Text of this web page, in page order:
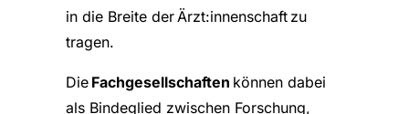
in die Breite der Ärzt:innenschaft zu
tragen.
Die Fachgesellschaften können dabei
als Bindeglied zwischen Forschung,